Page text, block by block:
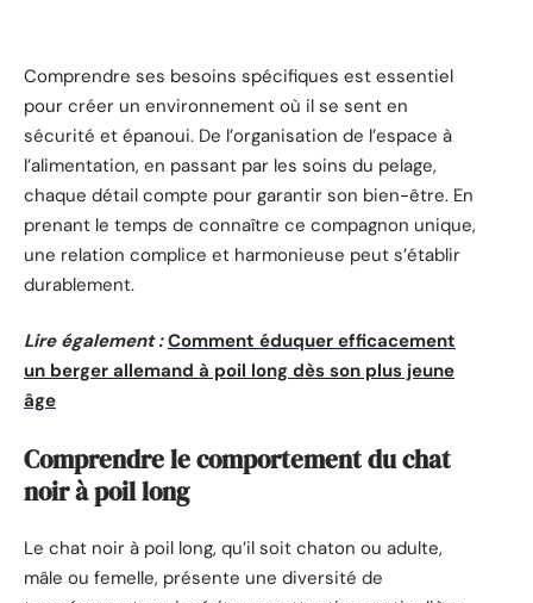
Comprendre ses besoins spécifiques est essentiel
pour créer un environnement où il se sent en
sécurité et épanoui. De l’organisation de l’espace à
l’alimentation, en passant par les soins du pelage,
chaque détail compte pour garantir son bien-être. En
prenant le temps de connaître ce compagnon unique,
une relation complice et harmonieuse peut s’établir
durablement.
Lire également : Comment éduquer efficacement
un berger allemand à poil long dès son plus jeune
âge
Comprendre le comportement du chat
noir à poil long
Le chat noir à poil long, qu’il soit chaton ou adulte,
mâle ou femelle, présente une diversité de